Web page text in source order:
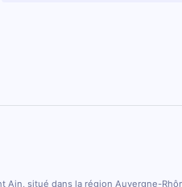
Ain, situé dans la région Auvergne-